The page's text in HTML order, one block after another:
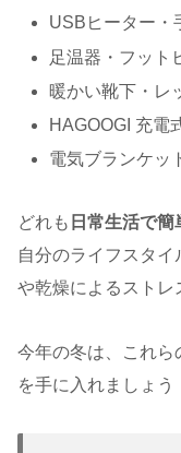
USBヒーター・
足温器・フット
暖かい靴下・レ
HAGOOGI 充電
電気ブランケッ
どれも 日常生活で
自分のライフスタ
や乾燥によるストレ
今年の冬は、これら
を手に入れましょう